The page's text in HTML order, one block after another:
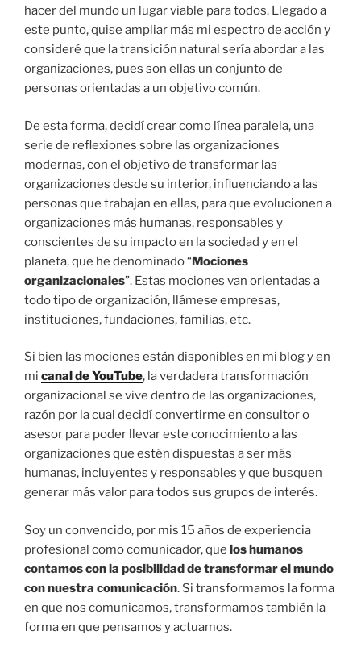
hacer del mundo un lugar viable para todos. Llegado a
este punto, quise ampliar más mi espectro de acción y
consideré que la transición natural sería abordar a las
organizaciones, pues son ellas un conjunto de
personas orientadas a un objetivo común.
De esta forma, decidí crear como línea paralela, una
serie de reflexiones sobre las organizaciones
modernas, con el objetivo de transformar las
organizaciones desde su interior, influenciando a las
personas que trabajan en ellas, para que evolucionen a
organizaciones más humanas, responsables y
conscientes de su impacto en la sociedad y en el
planeta, que he denominado “Mociones
organizacionales”. Estas mociones van orientadas a
todo tipo de organización, llámese empresas,
instituciones, fundaciones, familias, etc.
Si bien las mociones están disponibles en mi blog y en
mi canal de YouTube, la verdadera transformación
organizacional se vive dentro de las organizaciones,
razón por la cual decidí convertirme en consultor o
asesor para poder llevar este conocimiento a las
organizaciones que estén dispuestas a ser más
humanas, incluyentes y responsables y que busquen
generar más valor para todos sus grupos de interés.
Soy un convencido, por mis 15 años de experiencia
profesional como comunicador, que los humanos
contamos con la posibilidad de transformar el mundo
con nuestra comunicación. Si transformamos la forma
en que nos comunicamos, transformamos también la
forma en que pensamos y actuamos.